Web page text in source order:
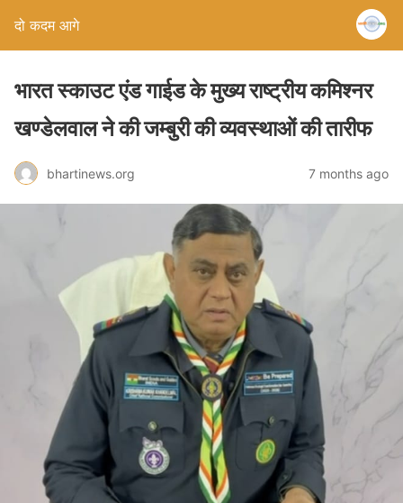
दो कदम आगे
भारत स्काउट एंड गाईड के मुख्य राष्ट्रीय कमिश्नर
खण्डेलवाल ने की जम्बुरी की व्यवस्थाओं की तारीफ
bhartinews.org 7 months ago